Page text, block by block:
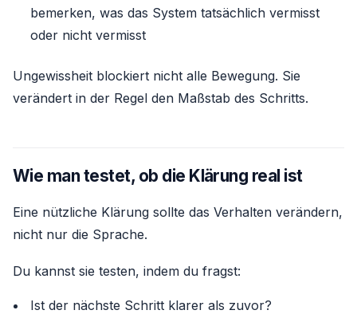
bemerken, was das System tatsächlich vermisst
oder nicht vermisst
Ungewissheit blockiert nicht alle Bewegung. Sie
verändert in der Regel den Maßstab des Schritts.
Wie man testet, ob die Klärung real ist
Eine nützliche Klärung sollte das Verhalten verändern,
nicht nur die Sprache.
Du kannst sie testen, indem du fragst:
Ist der nächste Schritt klarer als zuvor?